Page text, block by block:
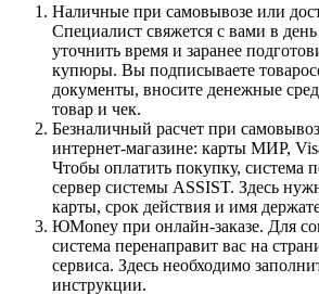
Наличные при самовывозе или
Специалист свяжется с вами в
уточнить время и заранее
купюры. Вы подписываете
документы, вносите денежные
товар и чек.
Безналичный расчет при
интернет-магазине: карты МИР,
Чтобы оплатить покупку, система
сервер системы ASSIST. Здесь
карты, срок действия и имя
ЮMoney при онлайн-заказе. Для
система перенаправит вас на
сервиса. Здесь необходимо
инструкции.